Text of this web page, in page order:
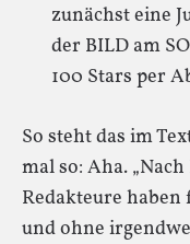
zunächst eine
der BILD am
100 Stars per
So steht das im
mal so: Aha.
Redakteure
und ohne